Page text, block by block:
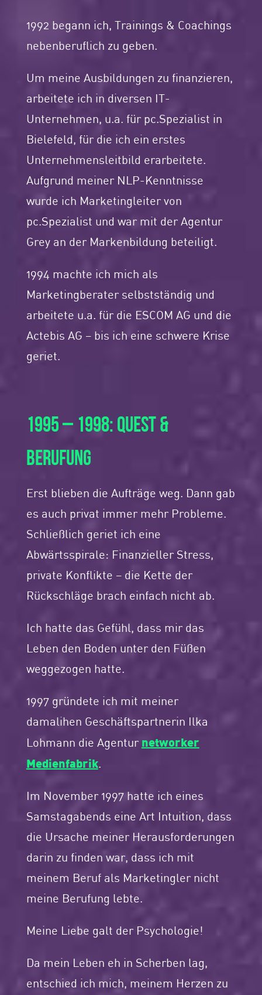
1992 begann ich, Trainings & Coachings
nebenberuflich zu geben.
Um meine Ausbildungen zu finanzieren,
arbeitete ich in diversen IT-
Unternehmen, u.a. für pc.Spezialist in
Bielefeld, für die ich ein erstes
Unternehmensleitbild erarbeitete.
Aufgrund meiner NLP-Kenntnisse
wurde ich Marketingleiter von
pc.Spezialist und war mit der Agentur
Grey an der Markenbildung beteiligt.
1994 machte ich mich als
Marketingberater selbstständig und
arbeitete u.a. für die ESCOM AG und die
Actebis AG – bis ich eine schwere Krise
geriet.
1995 – 1998: QUEST &
BERUFUNG
Erst blieben die Aufträge weg. Dann gab
es auch privat immer mehr Probleme.
Schließlich geriet ich eine
Abwärtsspirale: Finanzieller Stress,
private Konflikte – die Kette der
Rückschläge brach einfach nicht ab.
Ich hatte das Gefühl, dass mir das
Leben den Boden unter den Füßen
weggezogen hatte.
1997 gründete ich mit meiner
damalihen Geschäftspartnerin Ilka
Lohmann die Agentur networker
Medienfabrik.
Im November 1997 hatte ich eines
Samstagabends eine Art Intuition, dass
die Ursache meiner Herausforderungen
darin zu finden war, dass ich mit
meinem Beruf als Marketingler nicht
meine Berufung lebte.
Meine Liebe galt der Psychologie!
Da mein Leben eh in Scherben lag,
entschied ich mich, meinem Herzen zu